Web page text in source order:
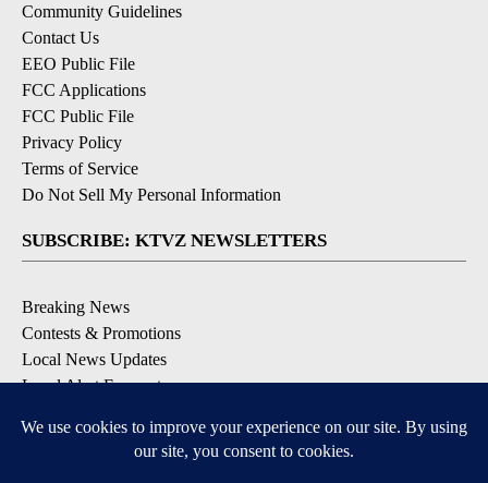
Community Guidelines
Contact Us
EEO Public File
FCC Applications
FCC Public File
Privacy Policy
Terms of Service
Do Not Sell My Personal Information
SUBSCRIBE: KTVZ NEWSLETTERS
Breaking News
Contests & Promotions
Local News Updates
Local Alert Forecast
DOWNLOAD: KTVZ APPS